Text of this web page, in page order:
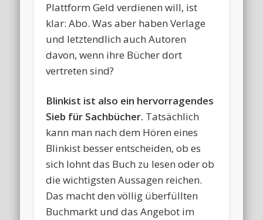
Plattform Geld verdienen will, ist
klar: Abo. Was aber haben Verlage
und letztendlich auch Autoren
davon, wenn ihre Bücher dort
vertreten sind?
Blinkist ist also ein hervorragendes
Sieb für Sachbücher. Tatsächlich
kann man nach dem Hören eines
Blinkist besser entscheiden, ob es
sich lohnt das Buch zu lesen oder ob
die wichtigsten Aussagen reichen.
Das macht den völlig überfüllten
Buchmarkt und das Angebot im